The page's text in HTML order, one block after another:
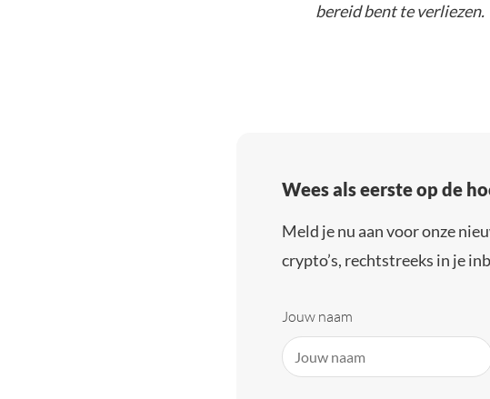
bereid bent te verliezen.
Wees als eerste op de
Meld je nu aan voor onze
crypto’s, rechtstreeks in je
Jouw naam